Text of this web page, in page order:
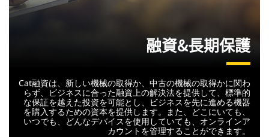
融資&長期保護
Cat融資は、新しい機械の取得か、中古の機械の取得かに関わ
らず、ビジネスに合った融資上の解決法を提供して、標準的
な保証を越えた投資を可能とし、ビジネスを先に進める機器
を購入するための資本を提供します。また、どこにいても、
いつでも、どんなデバイスを使用していても、オンラインア
カウントを管理することができます。